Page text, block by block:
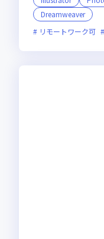
して活躍しなが
プが可能です！
Dreamweaver
リモートワーク可